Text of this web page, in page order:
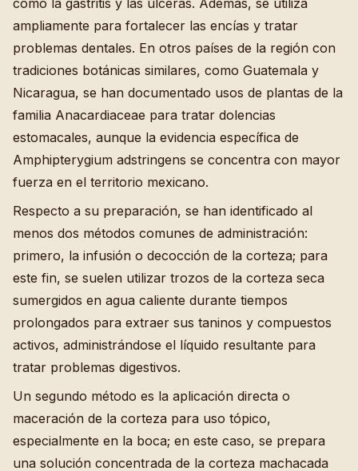
ampliamente para fortalecer las encías y tratar
problemas dentales. En otros países de la región con
tradiciones botánicas similares, como Guatemala y
Nicaragua, se han documentado usos de plantas de la
familia Anacardiaceae para tratar dolencias
estomacales, aunque la evidencia específica de
Amphipterygium adstringens se concentra con mayor
fuerza en el territorio mexicano.
Respecto a su preparación, se han identificado al
menos dos métodos comunes de administración:
primero, la infusión o decocción de la corteza; para
este fin, se suelen utilizar trozos de la corteza seca
sumergidos en agua caliente durante tiempos
prolongados para extraer sus taninos y compuestos
activos, administrándose el líquido resultante para
tratar problemas digestivos.
Un segundo método es la aplicación directa o
maceración de la corteza para uso tópico,
especialmente en la boca; en este caso, se prepara
una solución concentrada de la corteza machacada